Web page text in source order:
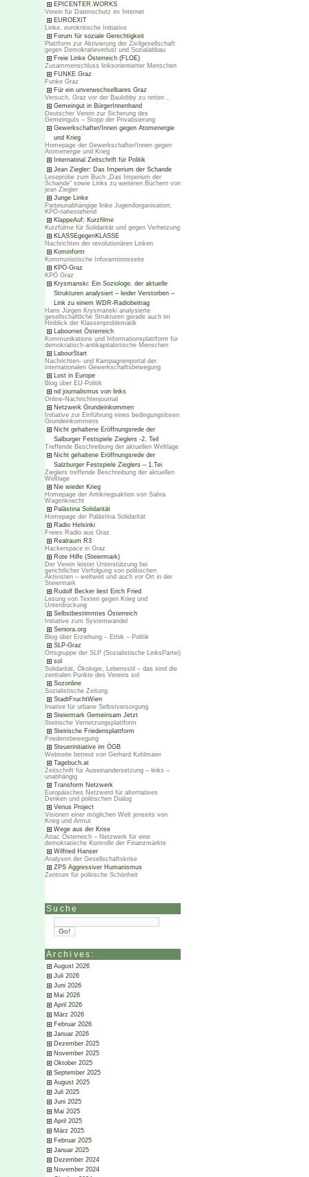
EPICENTER.WORKS
Verein für Datenschutz im Internet
EUROEXIT
Linke, eurokritische Initiative
Forum für soziale Gerechtigkeit
Plattform zur Aktivierung der Zivilgesellschaft
gegen Demokratieverlust und Sozialabbau
Freie Linke Österreich (FLOE)
Zusammenschluss linksorientierter Menschen
FUNKE Graz
Funke Graz
Für ein unverwechselbares Graz
Versuch, Graz vor der Baulobby zu retten ..
Gemeingut in BürgerInnenhand
Deutscher Verein zur Sicherung des
Gemeinguts – Stopp der Privatisierung
Gewerkschafter/Innen gegen Atomenergie
und Krieg
Homepage der Gewerkschafter/Innen gegen
Atomenergie und Krieg
Internatinal Zeitschrift für Politik
Jean Ziegler: Das Imperium der Schande
Leseprobe zum Buch „Das Imperium der
Schande“ sowie Links zu weiteren Büchern von
jean Ziegler
Junge Linke
Parteiunabhängige linke Jugendorganisation;
KPÖ-nahestehend
KlappeAuf: Kurzfilme
Kurzfülme für Solidarität und gegen Verhetzung
KLASSEgegenKLASSE
Nachrichten der revolutionären Linken
Kominform
Kommunistische Inforamtionsseite
KPÖ-Graz
KPÖ Graz
Krysmanski: Ein Soziologe, der aktuelle
Strukturen analysiert – leider Verstorben –
Link zu einem WDR-Radiobeitrag
Hans Jürgen Krysmanski analysierte
gesellschaftliche Strukturen gerade auch im
Hinblick der Klassenproblematik
Labournet Österreich
Kommunikations und Informationsplattform für
demokratisch-antikapitalistische Menschen
LabourStart
Nachrichten- und Kampagnenportal der
internationalen Gewerkschaftsbewegung
Lost in Europe
Blog über EU-Politik
nd journalismus von links
Online-Nachrichtenjournal
Netzwerk Grundeinkommen
Initiative zur Einführung eines bedingungslosen
Grundeinkommens
Nicht gehaltene Eröffnungsrede der
Salburger Festspiele Zieglers -2. Teil
Treffende Beschreibung der aktuellen Weltlage
Nicht gehaltene Eröffnungsrede der
Salzburger Festspiele Zieglers – 1.Tei
Zieglers treffende Beschreibung der aktuellen
Weltlage
Nie wieder Krieg
Homepage der Antikriegsaktion von Sahra
Wagenknecht
Palästina Solidarität
Homepage der Palästina Solidarität
Radio Helsinki
Freies Radio aus Graz
Realraum R3
Hackerspace in Graz
Rote Hilfe (Steiermark)
Der Verein leistet Unterstützung bei
gerichtlicher Verfolgung von politischen
Aktivisten – weltweit und auch vor Ort in der
Steiermark
Rudolf Becker liest Erich Fried
Lesung von Texten gegen Krieg und
Unterdrückung
Selbstbestimmtes Österreich
Initiative zum Systemwandel
Seniora.org
Blog über Erziehung – Ethik – Politik
SLP-Graz
Ortsgruppe der SLP (Sozialistische LinksPartei)
sol
Solidarität, Ökologie, Lebensstil – das sind die
zentralen Punkte des Vereins sol
Sozonline
Sozialistische Zeitung
StadtFruchtWien
Iniative für urbane Selbstversorgung
Steiermark Gemeinsam Jetzt
Steirische Vernetzungsplattform
Steirische Friedensplattform
Friedensbewegung
Steuerinitiative im ÖGB
Webseite betreut von Gerhard Kohlmaier
Tagebuch.at
Zeitschrift für Auseinandersetzung – links –
unabhängig
Transform Netzwerk
Europäisches Netzwerd für alternatives
Denken und politischen Dialog
Venus Project
Visionen einer möglichen Welt jenseits von
Krieg und Armut
Wege aus der Krise
Attac Österreich – Netzwerk für eine
demokratische Kontrolle der Finanzmärkte
Wilfried Hanser
Analysen der Gesellschaftskrise
ZPS Aggressiver Humanismus
Zentrum für politische Schönheit
Suche
Archives:
August 2026
Juli 2026
Juni 2026
Mai 2026
April 2026
März 2026
Februar 2026
Januar 2026
Dezember 2025
November 2025
Oktober 2025
September 2025
August 2025
Juli 2025
Juni 2025
Mai 2025
April 2025
März 2025
Februar 2025
Januar 2025
Dezember 2024
November 2024